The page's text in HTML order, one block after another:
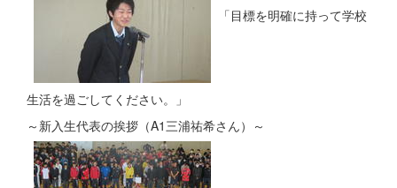
「目標を明確に持って学校
生活を過ごしてください。」
～新入生代表の挨拶（A1三浦祐希さん）～